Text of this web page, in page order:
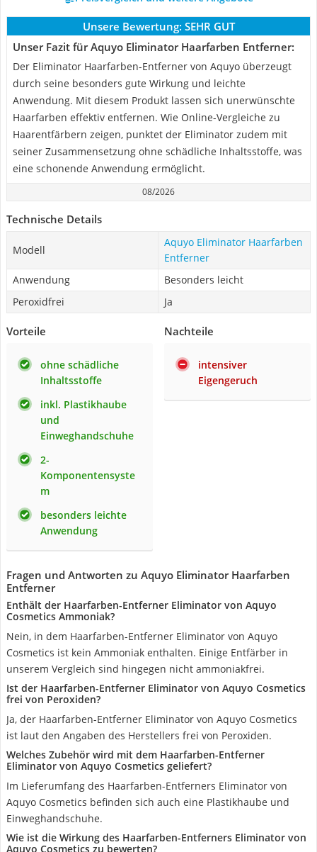
Unsere Bewertung: SEHR GUT
Unser Fazit für Aquyo Eliminator Haarfarben Entferner:
Der Eliminator Haarfarben-Entferner von Aquyo überzeugt
durch seine besonders gute Wirkung und leichte
Anwendung. Mit diesem Produkt lassen sich unerwünschte
Haarfarben effektiv entfernen. Wie Online-Vergleiche zu
Haarentfärbern zeigen, punktet der Eliminator zudem mit
seiner Zusammensetzung ohne schädliche Inhaltsstoffe, was
eine schonende Anwendung ermöglicht.
08/2026
Technische Details
Modell
Aquyo Eliminator Haarfarben
Entferner
Anwendung
Besonders leicht
Peroxidfrei
Ja
Vorteile
ohne schädliche
Inhaltsstoffe
inkl. Plastikhaube
und
Einweghandschuhe
2-
Komponentensyste
m
besonders leichte
Anwendung
Nachteile
intensiver
Eigengeruch
Fragen und Antworten zu Aquyo Eliminator Haarfarben
Entferner
Enthält der Haarfarben-Entferner Eliminator von Aquyo
Cosmetics Ammoniak?
Nein, in dem Haarfarben-Entferner Eliminator von Aquyo
Cosmetics ist kein Ammoniak enthalten. Einige Entfärber in
unserem Vergleich sind hingegen nicht ammoniakfrei.
Ist der Haarfarben-Entferner Eliminator von Aquyo Cosmetics
frei von Peroxiden?
Ja, der Haarfarben-Entferner Eliminator von Aquyo Cosmetics
ist laut den Angaben des Herstellers frei von Peroxiden.
Welches Zubehör wird mit dem Haarfarben-Entferner
Eliminator von Aquyo Cosmetics geliefert?
Im Lieferumfang des Haarfarben-Entferners Eliminator von
Aquyo Cosmetics befinden sich auch eine Plastikhaube und
Einweghandschuhe.
Wie ist die Wirkung des Haarfarben-Entferners Eliminator von
Aquyo Cosmetics zu bewerten?